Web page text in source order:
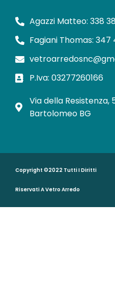
Agazzi Matteo: 338
Fagiani Thomas: 347
P.Iva: 03277260166
Via della Resistenza,
Bartolomeo BG
Copyright ©2022 Tutti I Diritti
Riservati A Vetro Arredo